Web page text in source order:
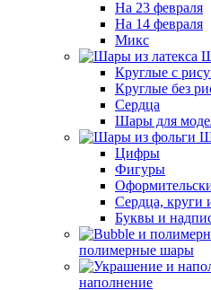
На 23 февраля
На 14 февраля
Микс
Круглые с
Круглые без
Сердца
Шары для
Цифры
Фигуры
Сердца, круги
Буквы и
полимерные шары
наполнение